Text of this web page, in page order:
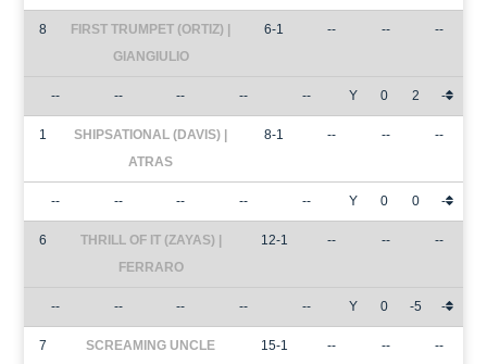
8
FIRST TRUMPET (ORTIZ) |
GIANGIULIO
6-1 -- -- --
-- -- -- -- -- Y 0 2 -
1
SHIPSATIONAL (DAVIS) |
ATRAS
8-1 -- -- --
-- -- -- -- -- Y 0 0 -
6
THRILL OF IT (ZAYAS) |
FERRARO
12-1 -- -- --
-- -- -- -- -- Y 0 -5 -
7
SCREAMING UNCLE
15-1 -- -- --